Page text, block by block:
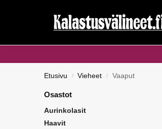
Etusivu / Vieheet / Vaaput
Osastot
Aurinkolasit
Haavit